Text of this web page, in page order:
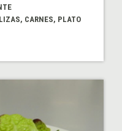
CARNES, PLATO